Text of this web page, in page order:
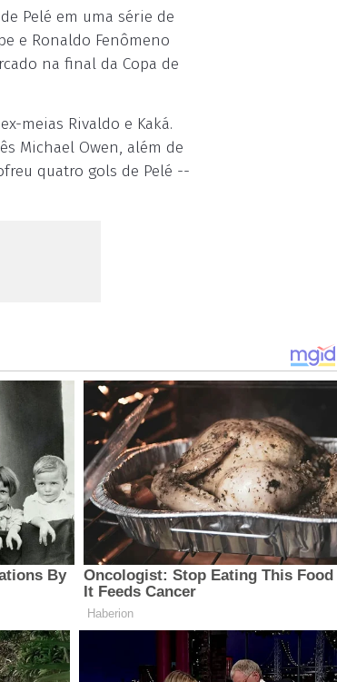
Pelé em uma série de
e Ronaldo Fenômeno
na final da Copa de
meias Rivaldo e Kaká.
Michael Owen, além de
quatro gols de Pelé --